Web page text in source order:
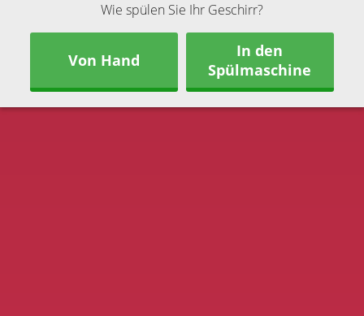
Wie spülen Sie Ihr Geschirr?
Von Hand
In den
Spülmaschine